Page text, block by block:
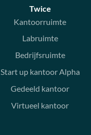
Twice
Kantoorruimte
Labruimte
Bedrijfsruimte
Start up kantoor Alpha
Gedeeld kantoor
Virtueel kantoor